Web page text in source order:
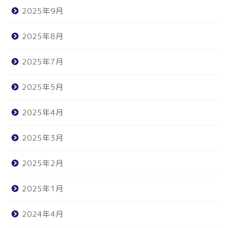
2025年9月
2025年8月
2025年7月
2025年5月
2025年4月
2025年3月
2025年2月
2025年1月
2024年4月